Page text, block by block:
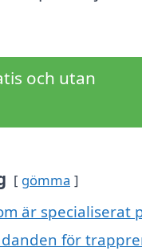
och utan
gömma
är
för